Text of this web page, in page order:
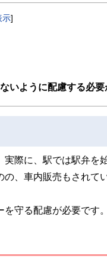
ツを追求しています。
宅地建物取引士、相続診断
コンサルタントなど150名以
ジュを目指します。
示]
いように配慮する必要
際に、駅では駅弁を
、車内販売もされて
守る配慮が必要です